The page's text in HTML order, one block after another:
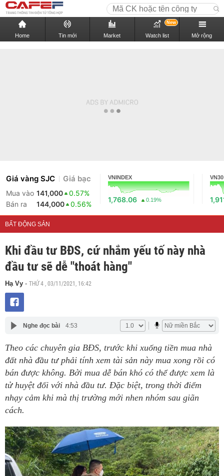
Home Tin mới Market Watch list
New
Mở rộng
Giá vàng SJC Giá bạc
Mua vào 141,000
0.57%
Bán ra
144,000 0.56%
VNINDEX
1,768.06 0.19%
VN30
BẤT ĐỘNG SẢN
Khi đầu tư BĐS, cứ nhắm yếu tố này nhà
đầu tư sẽ dễ "thoát hàng"
Hạ Vy - THỨ 4 , 03/11/2021, 16:42
Nghe đọc bài 4:53
Theo các chuyên gia BĐS, trước khi xuống tiền mua nhà
đất nhà đầu tư phải tính xem tài sản này mua xong rồi có
bán được không. Bởi mua dễ bán khó có thể được xem là
tử huyệt đối với nhà đầu tư. Đặc biệt, trong thời điểm
nhạy cảm khi mà thị trường mới nhen nhóm sau giãn
cách.